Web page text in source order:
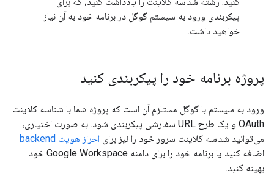
پیکربندی ورود به سیستم گوگل در برنامه خود به آن نیاز
خواهید داشت.
پروژه برنامه خود را پیکربندی کنید
ورود به سیستم با گوگل مستلزم آن است که پروژه شما با شناسه کلاینت
OAuth و یک طرح URL سفارشی پیکربندی شود. به صورت اختیاری،
می‌توانید شناسه کلاینت سرور خود را نیز برای احراز هویت backend
اضافه کنید یا برنامه خود را برای دامنه Google Workspace خود
بهینه کنید.